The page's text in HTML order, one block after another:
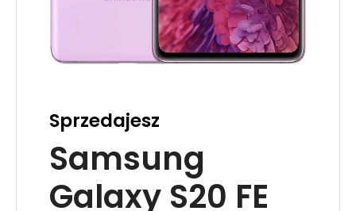
Sprzedajesz
Samsung
Galaxy S20 FE